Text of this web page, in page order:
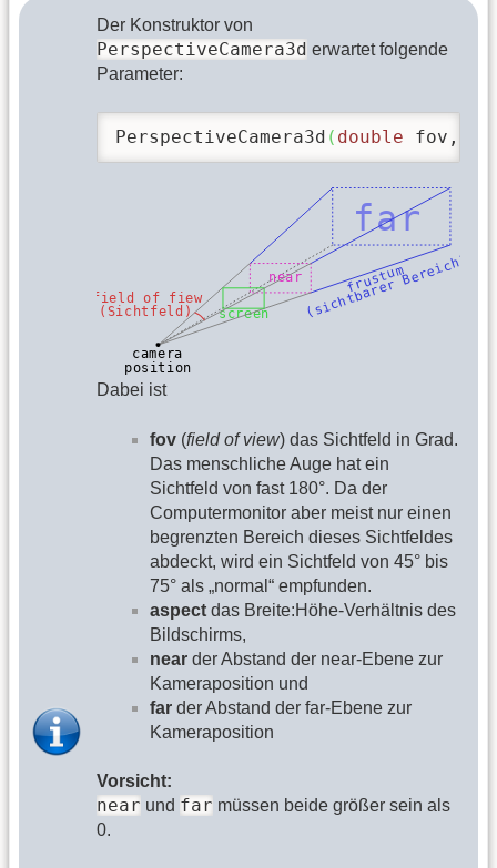
Der Konstruktor von
PerspectiveCamera3d erwartet folgende
Parameter:
PerspectiveCamera3d ( double fov,
Dabei ist
fov (field of view) das Sichtfeld in Grad.
Das menschliche Auge hat ein
Sichtfeld von fast 180°. Da der
Computermonitor aber meist nur einen
begrenzten Bereich dieses Sichtfeldes
abdeckt, wird ein Sichtfeld von 45° bis
75° als „normal“ empfunden.
aspect das Breite:Höhe-Verhältnis des
Bildschirms,
near der Abstand der near-Ebene zur
Kameraposition und
far der Abstand der far-Ebene zur
Kameraposition
Vorsicht:
near und far müssen beide größer sein als
0.